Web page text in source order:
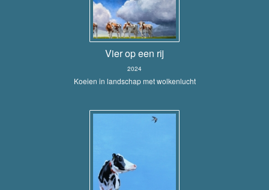
Vier op een rij
2024
Koeien in landschap met wolkenlucht